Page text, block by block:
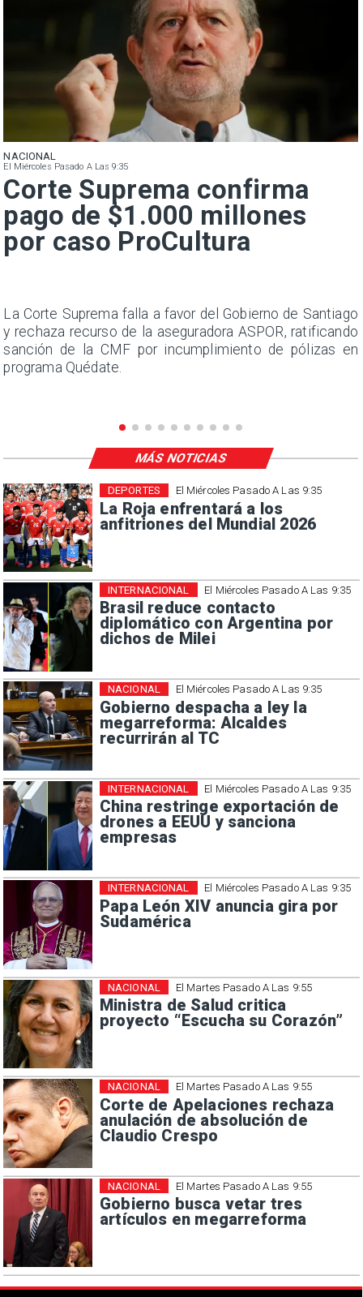
NACIONAL
El Miércoles Pasado A Las 9:35
Corte Suprema confirma
pago de $1.000 millones
por caso ProCultura
La Corte Suprema falla a favor del Gobierno de Santiago
y rechaza recurso de la aseguradora ASPOR, ratificando
sanción de la CMF por incumplimiento de pólizas en
programa Quédate.
El Miércoles Pasado A Las 9:35
La Roja enfrentará a los
anfitriones del Mundial 2026
DEPORTES
El Miércoles Pasado A Las 9:35
Brasil reduce contacto
diplomático con Argentina por
dichos de Milei
INTERNACIONAL
El Miércoles Pasado A Las 9:35
Gobierno despacha a ley la
megarreforma: Alcaldes
recurrirán al TC
NACIONAL
El Miércoles Pasado A Las 9:35
China restringe exportación de
drones a EEUU y sanciona
empresas
INTERNACIONAL
El Miércoles Pasado A Las 9:35
Papa León XIV anuncia gira por
Sudamérica
INTERNACIONAL
El Martes Pasado A Las 9:55
Ministra de Salud critica
proyecto “Escucha su Corazón”
NACIONAL
El Martes Pasado A Las 9:55
Corte de Apelaciones rechaza
anulación de absolución de
Claudio Crespo
NACIONAL
El Martes Pasado A Las 9:55
Gobierno busca vetar tres
artículos en megarreforma
NACIONAL
MÁS NOTICIAS